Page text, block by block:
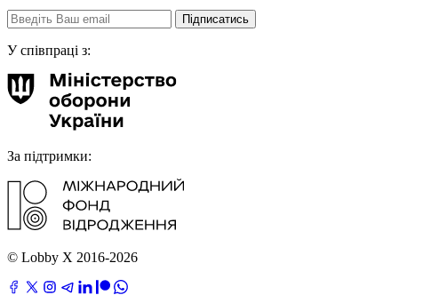
У співпраці з:
За підтримки:
© Lobby X 2016-2026